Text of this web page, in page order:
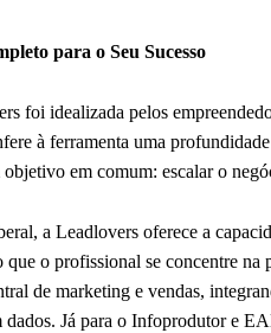
para o Seu Sucesso
foi idealizada pelos
à ferramenta uma
em comum: escalar o
a Leadlovers oferece a
o profissional se concentre na
de marketing e vendas,
dados. Já para o Infoprodutor e